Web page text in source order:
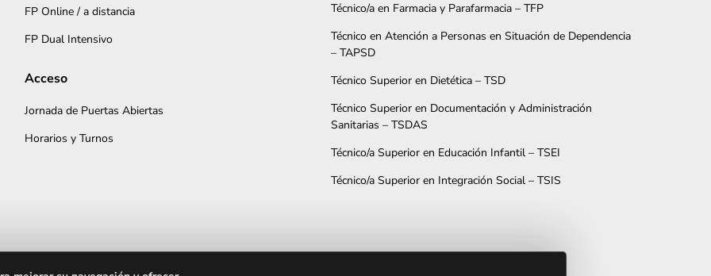
FP Online / a distancia
FP Dual Intensivo
Acceso
Jornada de Puertas Abiertas
Horarios y Turnos
Técnico/a en Farmacia y Parafarmacia – TFP
Técnico en Atención a Personas en Situación de Dependencia
– TAPSD
Técnico Superior en Dietética – TSD
Técnico Superior en Documentación y Administración
Sanitarias – TSDAS
Técnico/a Superior en Educación Infantil – TSEI
Técnico/a Superior en Integración Social – TSIS